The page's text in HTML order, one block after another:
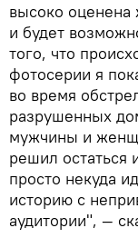
высоко оценена
и будет
того, что
фотосерии я
во время
разрушенных
мужчины и
решил остаться
просто некуда
историю с
аудитории", —